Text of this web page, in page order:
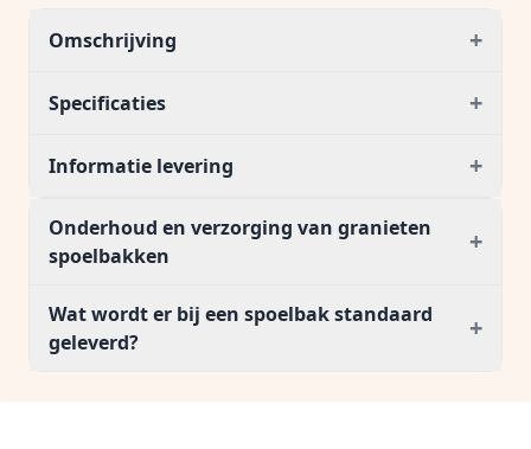
Omschrijving +
Specificaties +
Informatie levering +
Onderhoud en verzorging van granieten
spoelbakken
+
Wat wordt er bij een spoelbak standaard
geleverd?
+